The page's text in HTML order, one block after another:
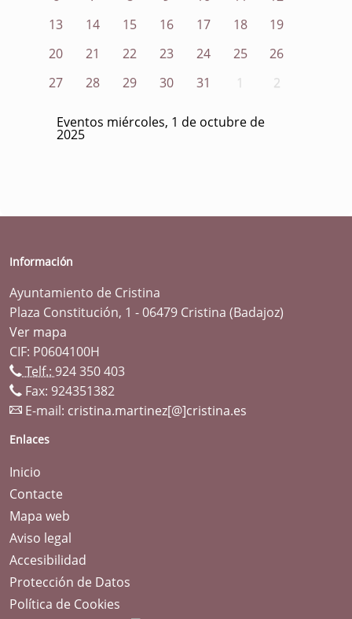
13
14 15 16 17 18
19
20
21 22 23 24 25
26
27
28 29 30 31 1 2
Eventos miércoles, 1 de octubre de
2025
Información
Ayuntamiento de Cristina
Plaza Constitución, 1 - 06479 Cristina (Badajoz)
Ver mapa
CIF: P0604100H
Telf.: 924 350 403
Fax: 924351382
E-mail: cristina.martinez[@]cristina.es
Enlaces
Inicio
Contacte
Mapa web
Aviso legal
Accesibilidad
Protección de Datos
Política de Cookies